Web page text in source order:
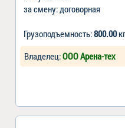
за смену: договорная
Грузоподъемность:800.00
Владелец:ООО Арена-тех